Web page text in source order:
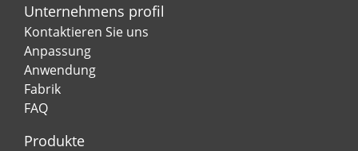
Unternehmens profil
Kontaktieren Sie uns
Anpassung
Anwendung
Fabrik
FAQ
Produkte